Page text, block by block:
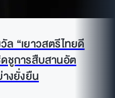
ล “เยาวสตรีไทยดี
ดชูการสืบสานอัต
งยั่งยืน